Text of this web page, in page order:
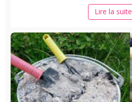
Lire la suite